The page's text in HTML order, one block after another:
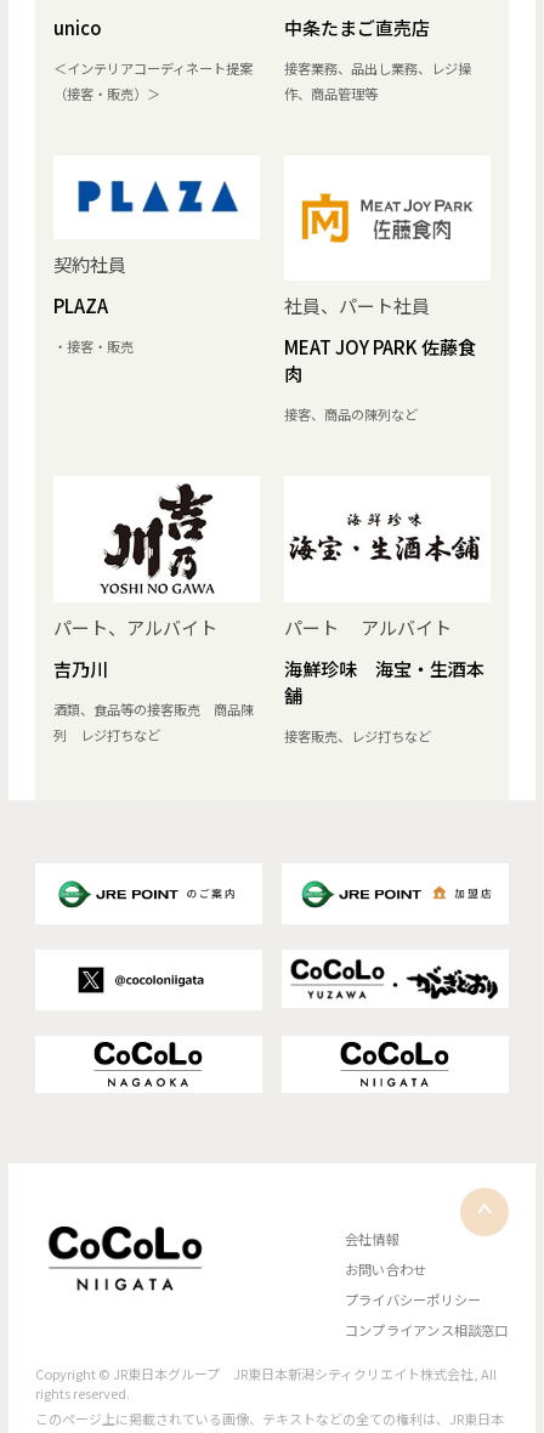
unico
＜インテリアコーディネート提案
（接客・販売）＞
中条たまご直売店
接客業務、品出し業務、レジ操
作、商品管理等
契約社員
PLAZA
・接客・販売
社員、パート社員
MEAT JOY PARK 佐藤食
肉
接客、商品の陳列など
パート、アルバイト
吉乃川
酒類、食品等の接客販売 商品陳
列 レジ打ちなど
パート アルバイト
海鮮珍味 海宝・生酒本
舗
接客販売、レジ打ちなど
会社情報
お問い合わせ
プライバシーポリシー
コンプライアンス相談窓口
Copyright © JR東日本グループ JR東日本新潟シティクリエイト株式会社, All
rights reserved.
このページ上に掲載されている画像、テキストなどの全ての権利は、JR東日本